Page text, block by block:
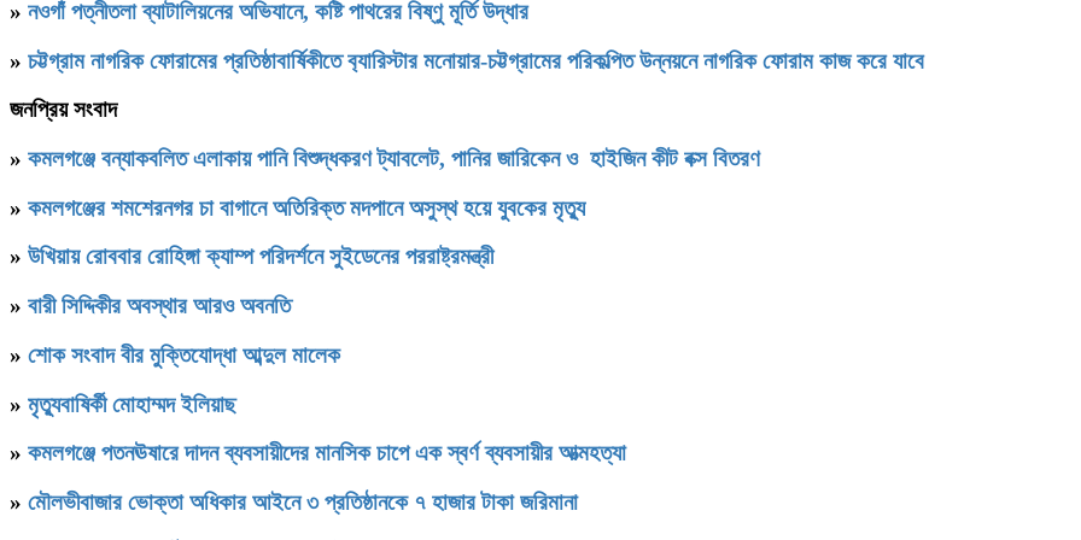
» নওগাঁ পত্নীতলা ব্যাটালিয়নের অভিযানে, কষ্টি পাথরের বিষ্ণু মূর্তি উদ্ধার
» চট্টগ্রাম নাগরিক ফোরামের প্রতিষ্ঠাবার্ষিকীতে ব‍্যারিস্টার মনোয়ার-চট্টগ্রামের পরিকল্পিত উন্নয়নে নাগরিক ফোরাম কাজ করে যাবে
জনপ্রিয় সংবাদ
» কমলগঞ্জে বন্যাকবলিত এলাকায় পানি বিশুদ্ধকরণ ট্যাবলেট, পানির জারিকেন ও হাইজিন কীট বক্স বিতরণ
» কমলগঞ্জের শমশেরনগর চা বাগানে অতিরিক্ত মদপানে অসুস্থ হয়ে যুবকের মৃত্যু
» উখিয়ায় রোববার রোহিঙ্গা ক্যাম্প পরিদর্শনে সুইডেনের পররাষ্ট্রমন্ত্রী
» বারী সিদ্দিকীর অবস্থার আরও অবনতি
» শোক সংবাদ বীর মুক্তিযোদ্ধা আব্দুল মালেক
» মৃত্যুবাষির্কী মোহাম্মদ ইলিয়াছ
» কমলগঞ্জে পতনঊষারে দাদন ব্যবসায়ীদের মানসিক চাপে এক স্বর্ণ ব্যবসায়ীর আত্মহত্যা
» মৌলভীবাজার ভোক্তা অধিকার আইনে ৩ প্রতিষ্ঠানকে ৭ হাজার টাকা জরিমানা